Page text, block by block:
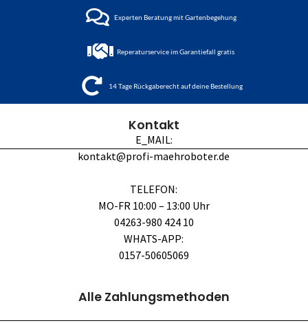
Experten Beratung mit Gartenbegehung
Reperaturservice im Garantiefall gratis
14 Tage Rückgaberecht auf deine Bestellung
Kontakt
E_MAIL:
kontakt@profi-maehroboter.de
TELEFON:
MO-FR 10:00 – 13:00 Uhr
04263-980 424 10
WHATS-APP:
0157-50605069
Alle Zahlungsmethoden